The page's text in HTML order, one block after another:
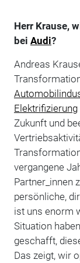
Herr Krause,
bei Audi?
Andreas
Elektrifizierung
Zukunft und
vergangene
Partner_innen
persönliche,
ist uns enorm
Situation
geschafft,
Das zeigt, wir